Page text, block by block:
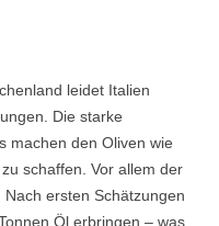
leidet Italien
Die starke
machen den Oliven wie
schaffen. Vor allem der
ersten Schätzungen
Öl erbringen – was